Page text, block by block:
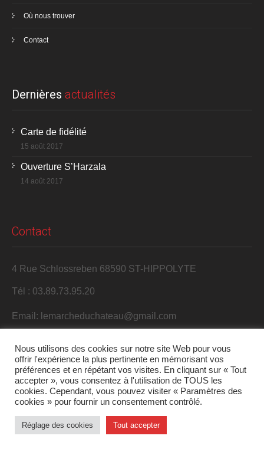
Où nous trouver
Contact
Dernières actualités
Carte de fidélité
15 août 2017
Ouverture S’Harzala
14 août 2017
Contact
4 Rue Schlossreben 68590 ST-HIPPOLYTE
Tél : 03.89.73.95.20
Email: lemarcheduchateau@gmail.com
2017 S'Harzala. Tous droits réservés.
Mentions légales
Nous utilisons des cookies sur notre site Web pour vous
offrir l'expérience la plus pertinente en mémorisant vos
préférences et en répétant vos visites. En cliquant sur « Tout
accepter », vous consentez à l'utilisation de TOUS les
cookies. Cependant, vous pouvez visiter « Paramètres des
cookies » pour fournir un consentement contrôlé.
Réglage des cookies Tout accepter